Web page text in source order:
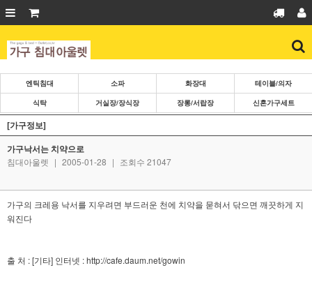
엔틱침대 소파 화장대
테이블/의자
식탁
거실장/장식장 장롱/서랍장 신혼가구세트
[가구정보]
가구낙서는 치약으로
침대아울렛 | 2005-01-28 | 조회수 21047
가구의 크레용 낙서를 지우려면 부드러운 천에 치약을 묻혀서 닦으면 깨끗하게 지
워진다
출 처 : [기타] 인터넷 : http://cafe.daum.net/gowin